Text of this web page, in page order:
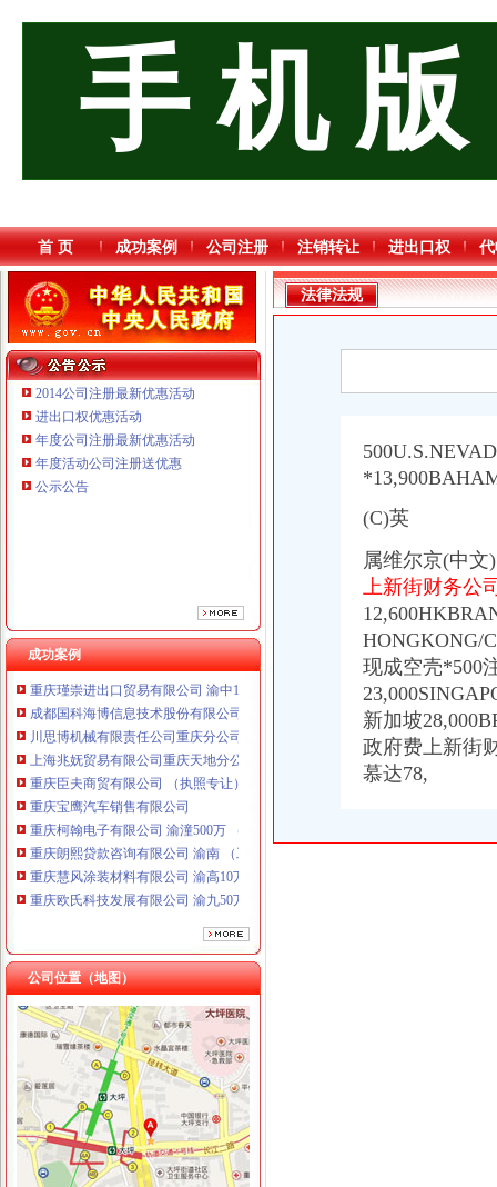
手 机 版
首 页 成功案例 公司注册 注销转让 进出口权
2014公司注册最新优惠活动
进出口权优惠活动
年度公司注册最新优惠活动
年度活动公司注册送优惠
公示公告
成功案例
重庆慧风涂装材料有限公司 渝高10万 （工商注册）
重庆欧氏科技发展有限公司 渝九50万 （进出口权）
重庆市明诚塑料制品有限责任公司 渝高100万 （进出口权）
重庆瑾崇进出口贸易有限公司 渝中100万 （进出口权）
成都国科海博信息技术股份有限公司重庆分公司 渝江 （工商注册）
川思博机械有限责任公司重庆分公司 渝江 （工商注册）
上海兆妩贸易有限公司重庆天地分公司 渝中 （工商注册）
重庆臣夫商贸有限公司 （执照专让）
重庆宝鹰汽车销售有限公司
重庆柯翰电子有限公司 渝潼500万 （进出口权）
重庆朗熙贷款咨询有限公司 渝南 （工商注册）
重庆慧风涂装材料有限公司 渝高10万 （工商注册）
重庆欧氏科技发展有限公司 渝九50万 （进出口权）
重庆市明诚塑料制品有限责任公司 渝高100万 （进出口权）
重庆瑾崇进出口贸易有限公司 渝中100万 （进出口权）
成都国科海博信息技术股份有限公司重庆分公司 渝江 （工商注册）
川思博机械有限责任公司重庆分公司 渝江 （工商注册）
上海兆妩贸易有限公司重庆天地分公司 渝中 （工商注册）
公司位置（地图）
南滨路
【重庆南岸南滨路房价】重庆南岸南滨路房价走势2018_重庆南岸南滨
南滨路房价网,2018南滨路房价走势图,重庆南岸南滨路二手房价格-
法律法规
(C)英
属维尔京(中文
上新街财务公
HONGKONG/
现成空壳*500
新加坡
政府费上新街
慕达78,